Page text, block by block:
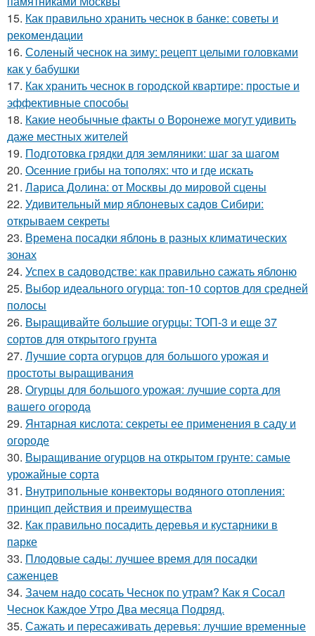
15. Как правильно хранить чеснок в банке: советы и
рекомендации
16. Соленый чеснок на зиму: рецепт целыми головками
как у бабушки
17. Как хранить чеснок в городской квартире: простые и
эффективные способы
18. Какие необычные факты о Воронеже могут удивить
даже местных жителей
19. Подготовка грядки для земляники: шаг за шагом
20. Осенние грибы на тополях: что и где искать
21. Лариса Долина: от Москвы до мировой сцены
22. Удивительный мир яблоневых садов Сибири:
открываем секреты
23. Времена посадки яблонь в разных климатических
зонах
24. Успех в садоводстве: как правильно сажать яблоню
25. Выбор идеального огурца: топ-10 сортов для средней
полосы
26. Выращивайте большие огурцы: ТОП-3 и еще 37
сортов для открытого грунта
27. Лучшие сорта огурцов для большого урожая и
простоты выращивания
28. Огурцы для большого урожая: лучшие сорта для
вашего огорода
29. Янтарная кислота: секреты ее применения в саду и
огороде
30. Выращивание огурцов на открытом грунте: самые
урожайные сорта
31. Внутрипольные конвекторы водяного отопления:
принцип действия и преимущества
32. Как правильно посадить деревья и кустарники в
парке
33. Плодовые сады: лучшее время для посадки
саженцев
34. Зачем надо сосать Чеснок по утрам? Как я Сосал
Чеснок Каждое Утро Два месяца Подряд.
35. Сажать и пересаживать деревья: лучшие временные